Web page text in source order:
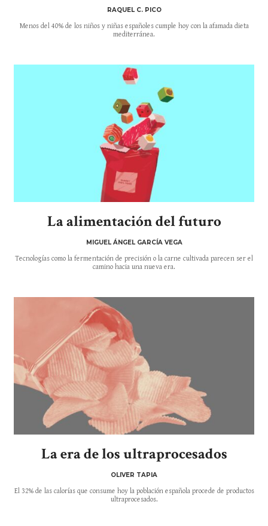
RAQUEL C. PICO
Menos del 40% de los niños y niñas españoles cumple hoy con la afamada dieta
mediterránea.
La alimentación del futuro
MIGUEL ÁNGEL GARCÍA VEGA
Tecnologías como la fermentación de precisión o la carne cultivada parecen ser el
camino hacia una nueva era.
La era de los ultraprocesados
OLIVER TAPIA
El 32% de las calorías que consume hoy la población española procede de productos
ultraprocesados.